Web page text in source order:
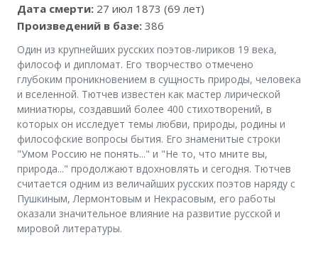
Дата смерти: 27 июл 1873 (69 лет)
Произведений в базе: 386
Один из крупнейших русских поэтов-лириков 19 века,
философ и дипломат. Его творчество отмечено
глубоким проникновением в сущность природы, человека
и вселенной. Тютчев известен как мастер лирической
миниатюры, создавший более 400 стихотворений, в
которых он исследует темы любви, природы, родины и
философские вопросы бытия. Его знаменитые строки
"Умом Россию не понять..." и "Не то, что мните вы,
природа..." продолжают вдохновлять и сегодня. Тютчев
считается одним из величайших русских поэтов наряду с
Пушкиным, Лермонтовым и Некрасовым, его работы
оказали значительное влияние на развитие русской и
мировой литературы.